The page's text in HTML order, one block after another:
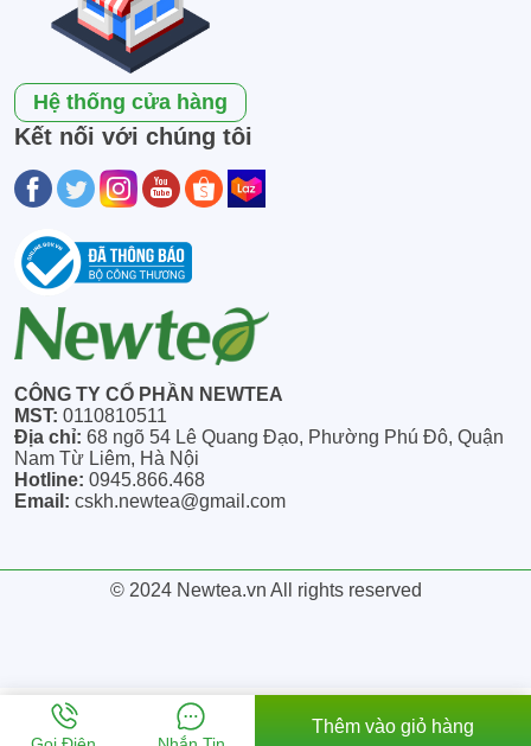
Thêm vào giỏ hàng
Hệ thống cửa hàng
Kết nối với chúng tôi
CÔNG TY CỔ PHẦN NEWTEA
MST: 0110810511
Địa chỉ: 68 ngõ 54 Lê Quang Đạo, Phường Phú Đô, Quận
Nam Từ Liêm, Hà Nội
Hotline: 0945.866.468
Email: cskh.newtea@gmail.com
© 2024 Newtea.vn All rights reserved